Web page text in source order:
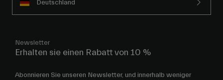
Deutschland
Newsletter
Erhalten sie einen Rabatt von 10 %
Abonnieren Sie unseren Newsletter, und innerhalb weniger